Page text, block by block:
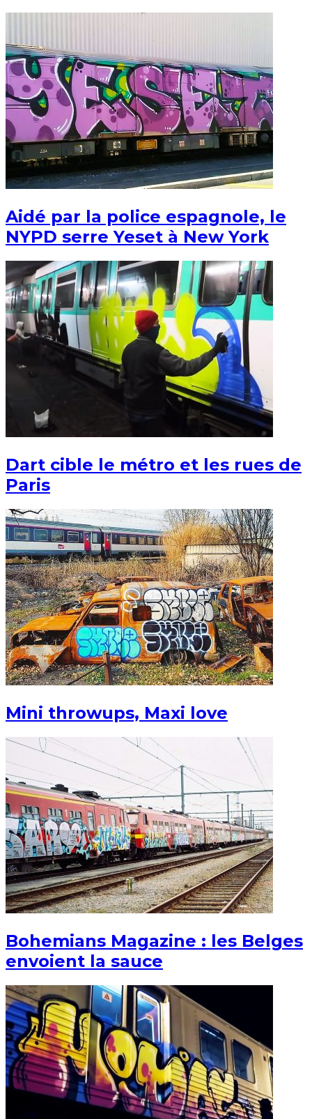
Aidé par la police espagnole, le
NYPD serre Yeset à New York
Dart cible le métro et les rues de
Paris
Mini throwups, Maxi love
Bohemians Magazine : les Belges
envoient la sauce